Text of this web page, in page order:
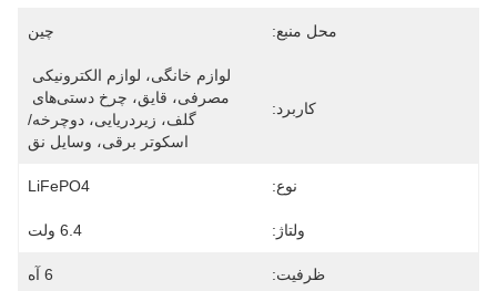
محل منبع: چین
کاربرد:
گلف، زیردریایی، دوچرخه/
اسکوتر برقی، وسایل نق
نوع: LiFePO4
ولتاژ: 6.4 ولت
ظرفیت: 6 آه